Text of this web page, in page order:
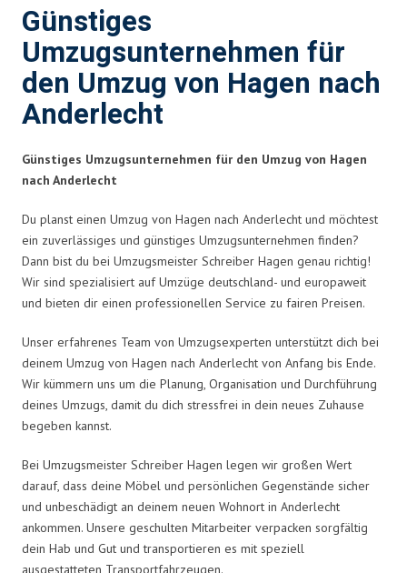
Günstiges
Umzugsunternehmen für
den Umzug von Hagen nach
Anderlecht
Günstiges Umzugsunternehmen für den Umzug von Hagen
nach Anderlecht
Du planst einen Umzug von Hagen nach Anderlecht und möchtest
ein zuverlässiges und günstiges Umzugsunternehmen finden?
Dann bist du bei Umzugsmeister Schreiber Hagen genau richtig!
Wir sind spezialisiert auf Umzüge deutschland- und europaweit
und bieten dir einen professionellen Service zu fairen Preisen.
Unser erfahrenes Team von Umzugsexperten unterstützt dich bei
deinem Umzug von Hagen nach Anderlecht von Anfang bis Ende.
Wir kümmern uns um die Planung, Organisation und Durchführung
deines Umzugs, damit du dich stressfrei in dein neues Zuhause
begeben kannst.
Bei Umzugsmeister Schreiber Hagen legen wir großen Wert
darauf, dass deine Möbel und persönlichen Gegenstände sicher
und unbeschädigt an deinem neuen Wohnort in Anderlecht
ankommen. Unsere geschulten Mitarbeiter verpacken sorgfältig
dein Hab und Gut und transportieren es mit speziell
ausgestatteten Transportfahrzeugen.